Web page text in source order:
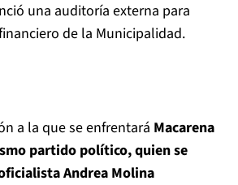
una auditoría externa para
de la Municipalidad.
a la que se enfrentará Macarena
partido político, quien se
Andrea Molina